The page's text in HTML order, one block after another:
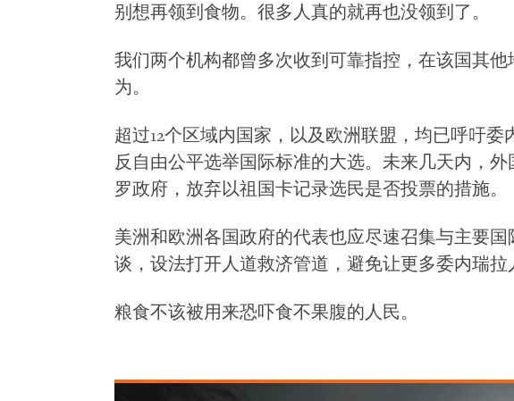
别想再领到食物。很多人真的就再也没领到了。
我们两个机构都曾多次收到可靠指控，在该国其
为。
超过12个区域内国家，以及欧洲联盟，均已呼吁委
反自由公平选举国际标准的大选。未来几天内，
罗政府，放弃以祖国卡记录选民是否投票的措施。
美洲和欧洲各国政府的代表也应尽速召集与主要
谈，设法打开人道救济管道，避免让更多委内瑞拉
粮食不该被用来恐吓食不果腹的人民。